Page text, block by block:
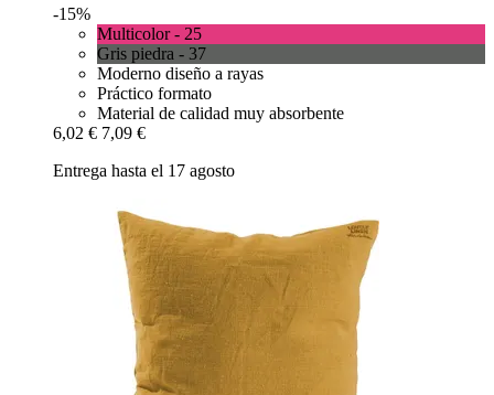
-15%
Multicolor - 25
Gris piedra - 37
Moderno diseño a rayas
Práctico formato
Material de calidad muy absorbente
6,02 € 7,09 €
Entrega hasta el 17 agosto